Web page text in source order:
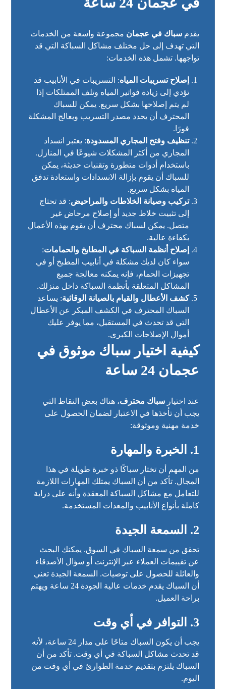
يقدمسباك في عجمان مجموعة واسعة من الخدمات
التي تهدف إلى حل مختلف مشاكل السباكة التي قد
تواجهها. تشمل هذه الخدمات:
إصلاح تسريبات المياه: التسريبات في الأنابيب قد
تؤدي إلى زيادة فواتير المياه وتلف الممتلكات إذا
لم يتم إصلاحها بشكل سريع. يمكن للسباك
المحترف أن يحدد مصدر التسريب ويعالج المشكلة
فورًا.
تنظيف وفتح المجاري المسدودة: يعتبر انسداد
المجاري من أكثر المشكلات شيوعًا في المنازل.
باستخدام أدوات متطورة وتقنيات حديثة، يمكن
للسباك أن يقوم بإزالة الانسدادات واستعادة تدفق
المياه بشكل سريع.
تركيب وصيانة الخلاطات والمراحيض: قد تحتاج
إلى تثبيت خلاط جديد أو إصلاح مرحاض غير
متصل. يمكن لسباك محترف أن يقوم بهذه الأعمال
بكفاءة عالية.
إصلاح أنظمة السباكة في المطابخ والحمامات:
سواء كان لديك مشكلة في أنابيب المطبخ أو في
تجهيزات الحمام، فإنه يمكنه معالجة جميع
المشاكل المتعلقة بأنظمة السباكة داخل منزلك.
كشف الأعطال والقيام بالصيانة الوقائية: يساعد
السباك المحترف في الكشف المبكر عن الأعطال
التي قد تحدث في المستقبل، مما يوفر عليك
أموال الإصلاحات الكبرى.
كيفية اختيار سباك موثوق في
عجمان 24 ساعة
عند اختيارسباك محترف، هناك بعض النقاط التي
يجب أن تأخذها في الاعتبار لضمان الحصول على
خدمة مهنية وموثوقة:
1. الخبرة والمهارة
من المهم أن تختار سباكًا ذو خبرة طويلة في هذا
المجال. تأكد من أن السباك يمتلك المهارات اللازمة
للتعامل مع مشاكل السباكة المعقدة وأنه على دراية
كاملة بأنواع الأنابيب والمعدات المستخدمة.
2. السمعة الجيدة
تحقق من سمعة السباك في السوق. يمكنك البحث
عن تقييمات العملاء عبر الإنترنت أو سؤال الأصدقاء
والعائلة للحصول على توصيات. السمعة الجيدة تعني
أن السباك يقدم خدمات عالية الجودة 24 ساعة ويهتم
براحة العميل.
3. التوافر في أي وقت
يجب أن يكون السباك متاحًا على مدار 24 ساعة، لأنه
قد تحدث مشاكل السباكة في أي وقت. تأكد من أن
السباك يلتزم بتقديم خدمة الطوارئ في أي وقت من
اليوم.